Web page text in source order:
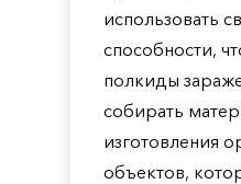
использовать
способности,
полкиды
собирать
изготовления
объектов,